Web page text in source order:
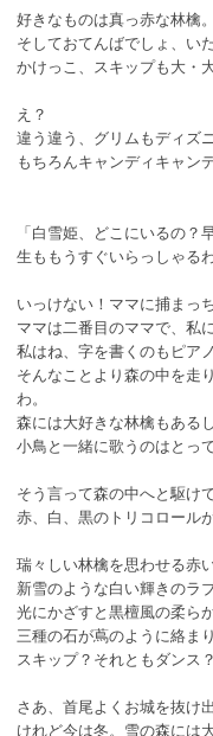
好きなものは真っ赤な林檎。
そしておてんばでしょ、い
かけっこ、スキップも大・
え？
違う違う、グリムもディズ
もちろんキャンディキャン
「白雪姫、どこにいるの
生ももうすぐいらっしゃる
いっけない！ママに捕まっ
ママは二番目のママで、私
私はね、字を書くのもピア
そんなことより森の中を走
わ。
森には大好きな林檎もある
小鳥と一緒に歌うのはとっ
そう言って森の中へと駆け
赤、白、黒のトリコロール
瑞々しい林檎を思わせる赤
新雪のような白い輝きのラ
光にかざすと黒檀風の柔ら
三種の石が蔦のように絡ま
スキップ？それともダンス？
さあ、首尾よくお城を抜け
けれど今は冬。雪の森には